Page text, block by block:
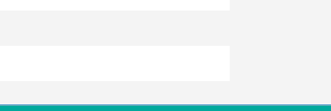
e os imponentes penhascos